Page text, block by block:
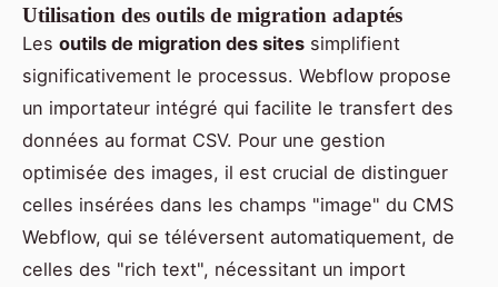
Utilisation des outils de migration adaptés
Les outils de migration des sites simplifient
significativement le processus. Webflow propose
un importateur intégré qui facilite le transfert des
données au format CSV. Pour une gestion
optimisée des images, il est crucial de distinguer
celles insérées dans les champs "image" du CMS
Webflow, qui se téléversent automatiquement, de
celles des "rich text", nécessitant un import